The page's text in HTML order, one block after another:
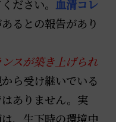
ださい。 血清コレ
るとの報告があり
スが築き上げられ
ら受け継いでいる
ありません。実
、生下時の環境中